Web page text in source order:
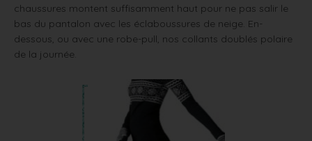
chaussures montent suffisamment haut pour ne pas salir le
bas du pantalon avec les éclaboussures de neige. En-
dessous, ou avec une robe-pull, nos collants doublés polaire
de la journée.